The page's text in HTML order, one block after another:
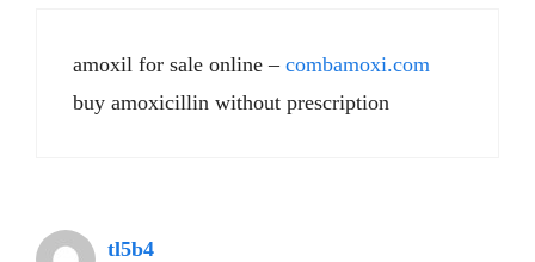
amoxil for sale online – combamoxi.com
buy amoxicillin without prescription
tl5b4